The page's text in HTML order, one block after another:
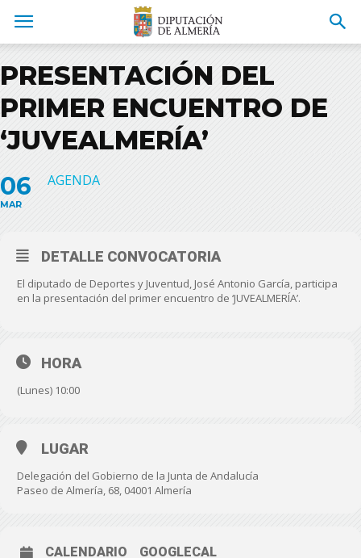
PRESENTACIÓN DEL
PRIMER ENCUENTRO DE
‘JUVEALMERÍA’
06
MAR
AGENDA
DETALLE CONVOCATORIA
El diputado de Deportes y Juventud, José Antonio García, participa
en la presentación del primer encuentro de ‘JUVEALMERÍA’.
HORA
(Lunes) 10:00
LUGAR
Delegación del Gobierno de la Junta de Andalucía
Paseo de Almería, 68, 04001 Almería
CALENDARIO GOOGLECAL